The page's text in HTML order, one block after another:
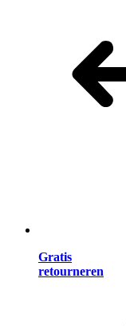
Gratis
retourneren